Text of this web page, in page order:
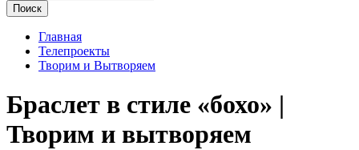
Главная
Телепроекты
Творим и Вытворяем
Браслет в стиле «бохо» |
Творим и вытворяем